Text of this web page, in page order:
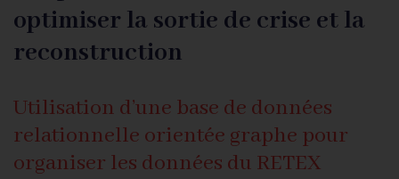
optimiser la sortie de crise et la
reconstruction
Utilisation d’une base de données
relationnelle orientée graphe pour
organiser les données du RETEX